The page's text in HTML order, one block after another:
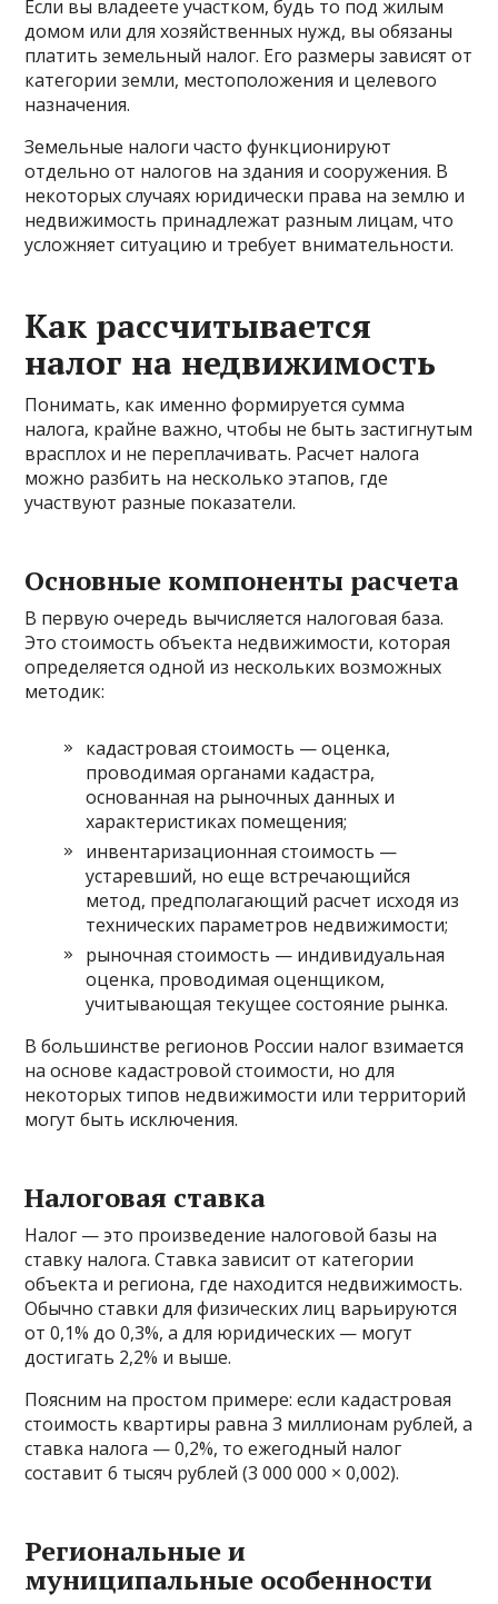
Если вы владеете участком, будь то под жилым
домом или для хозяйственных нужд, вы обязаны
платить земельный налог. Его размеры зависят от
категории земли, местоположения и целевого
назначения.
Земельные налоги часто функционируют
отдельно от налогов на здания и сооружения. В
некоторых случаях юридически права на землю и
недвижимость принадлежат разным лицам, что
усложняет ситуацию и требует внимательности.
Как рассчитывается
налог на недвижимость
Понимать, как именно формируется сумма
налога, крайне важно, чтобы не быть застигнутым
врасплох и не переплачивать. Расчет налога
можно разбить на несколько этапов, где
участвуют разные показатели.
Основные компоненты расчета
В первую очередь вычисляется налоговая база.
Это стоимость объекта недвижимости, которая
определяется одной из нескольких возможных
методик:
кадастровая стоимость — оценка,
проводимая органами кадастра,
основанная на рыночных данных и
характеристиках помещения;
инвентаризационная стоимость —
устаревший, но еще встречающийся
метод, предполагающий расчет исходя из
технических параметров недвижимости;
рыночная стоимость — индивидуальная
оценка, проводимая оценщиком,
учитывающая текущее состояние рынка.
В большинстве регионов России налог взимается
на основе кадастровой стоимости, но для
некоторых типов недвижимости или территорий
могут быть исключения.
Налоговая ставка
Налог — это произведение налоговой базы на
ставку налога. Ставка зависит от категории
объекта и региона, где находится недвижимость.
Обычно ставки для физических лиц варьируются
от 0,1% до 0,3%, а для юридических — могут
достигать 2,2% и выше.
Поясним на простом примере: если кадастровая
стоимость квартиры равна 3 миллионам рублей, а
ставка налога — 0,2%, то ежегодный налог
составит 6 тысяч рублей (3 000 000 × 0,002).
Региональные и
муниципальные особенности